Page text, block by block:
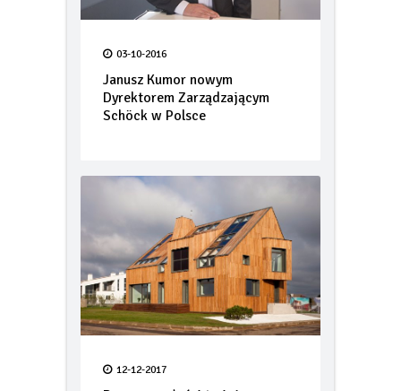
03-10-2016
Janusz Kumor nowym
Dyrektorem Zarządzającym